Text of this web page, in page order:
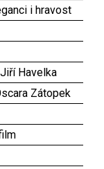
i hravost
Havelka
Zátopek